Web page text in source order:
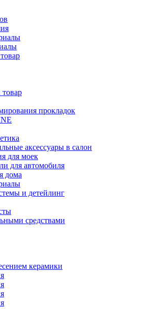
прокладок
аксессуары в салон
для моек
для автомобиля
дома
и детейлинг
средствами
керамики